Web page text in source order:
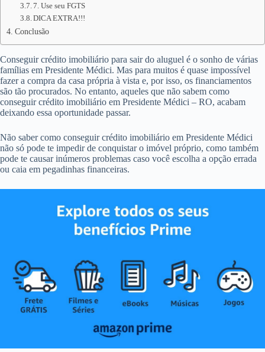
7. Use seu FGTS
DICA EXTRA!!!
Conclusão
Conseguir crédito imobiliário para sair do aluguel é o sonho de várias
famílias em Presidente Médici. Mas para muitos é quase impossível
fazer a compra da casa própria à vista e, por isso, os financiamentos
são tão procurados. No entanto, aqueles que não sabem como
conseguir crédito imobiliário em Presidente Médici – RO, acabam
deixando essa oportunidade passar.
Não saber como conseguir crédito imobiliário em Presidente Médici
não só pode te impedir de conquistar o imóvel próprio, como também
pode te causar inúmeros problemas caso você escolha a opção errada
ou caia em pegadinhas financeiras.